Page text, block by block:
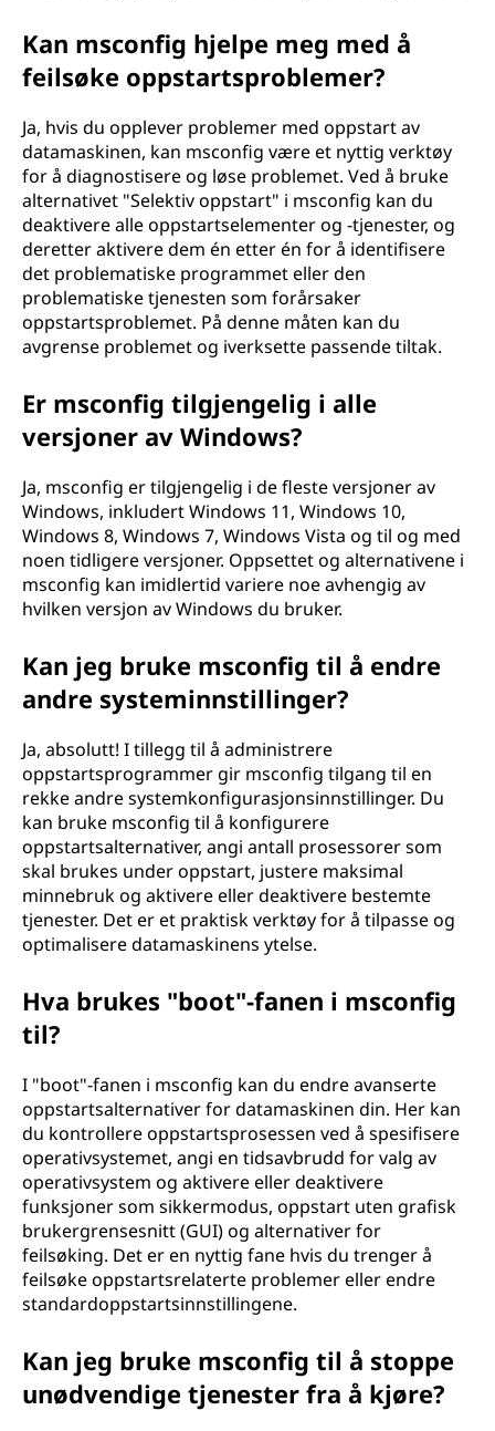
n
m
n
Kan msconfig hjelpe meg med å
feilsøke oppstartsproblemer?
Ja, hvis du opplever problemer med oppstart av
datamaskinen, kan msconfig være et nyttig verktøy
for å diagnostisere og løse problemet. Ved å bruke
alternativet "Selektiv oppstart" i msconfig kan du
deaktivere alle oppstartselementer og -tjenester, og
deretter aktivere dem én etter én for å identifisere
det problematiske programmet eller den
problematiske tjenesten som forårsaker
oppstartsproblemet. På denne måten kan du
avgrense problemet og iverksette passende tiltak.
Er msconfig tilgjengelig i alle
versjoner av Windows?
Ja, msconfig er tilgjengelig i de fleste versjoner av
Windows, inkludert Windows 11, Windows 10,
Windows 8, Windows 7, Windows Vista og til og med
noen tidligere versjoner. Oppsettet og alternativene i
msconfig kan imidlertid variere noe avhengig av
hvilken versjon av Windows du bruker.
Kan jeg bruke msconfig til å endre
andre systeminnstillinger?
Ja, absolutt! I tillegg til å administrere
oppstartsprogrammer gir msconfig tilgang til en
rekke andre systemkonfigurasjonsinnstillinger. Du
kan bruke msconfig til å konfigurere
oppstartsalternativer, angi antall prosessorer som
skal brukes under oppstart, justere maksimal
minnebruk og aktivere eller deaktivere bestemte
tjenester. Det er et praktisk verktøy for å tilpasse og
optimalisere datamaskinens ytelse.
Hva brukes "boot"-fanen i msconfig
til?
I "boot"-fanen i msconfig kan du endre avanserte
oppstartsalternativer for datamaskinen din. Her kan
du kontrollere oppstartsprosessen ved å spesifisere
operativsystemet, angi en tidsavbrudd for valg av
operativsystem og aktivere eller deaktivere
funksjoner som sikkermodus, oppstart uten grafisk
brukergrensesnitt (GUI) og alternativer for
feilsøking. Det er en nyttig fane hvis du trenger å
feilsøke oppstartsrelaterte problemer eller endre
standardoppstartsinnstillingene.
Kan jeg bruke msconfig til å stoppe
unødvendige tjenester fra å kjøre?